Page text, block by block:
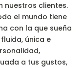
nuestros clientes.
el mundo tiene
con la que sueña
única e
a tus gustos,